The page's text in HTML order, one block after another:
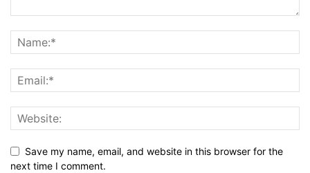
Save my name, email, and website in this browser for the
next time I comment.